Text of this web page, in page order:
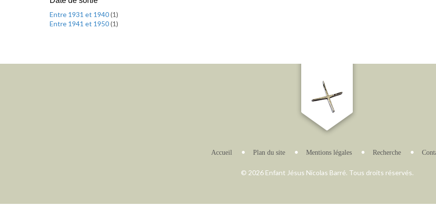
Entre 1931 et 1940(1)
Entre 1941 et 1950(1)
Accueil Plan du site Mentions légales Recherche
© 2026 Enfant Jésus Nicolas Barré. Tous droits réservés.